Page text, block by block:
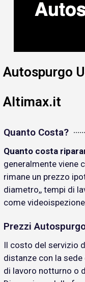
Autospurgo
Altimax.it
Quanto Costa?
Quanto costa
generalmente viene
rimane un prezzo
diametro,, tempi di
come
Prezzi
Il costo del servizio
distanze con la
di lavoro notturno o